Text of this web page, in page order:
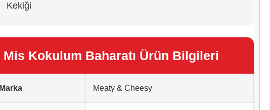
Kekiği
Mis Kokulum Baharatı Ürün Bilgileri
Marka Meaty & Cheesy